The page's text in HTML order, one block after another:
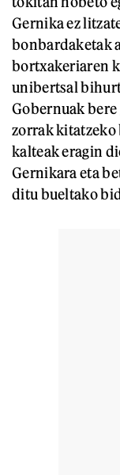
Gernika ez
bonbardaketak
bortxakeriaren
unibertsal
Gobernuak
zorrak kitatzeko
kalteak eragin
Gernikara eta
ditu bueltako